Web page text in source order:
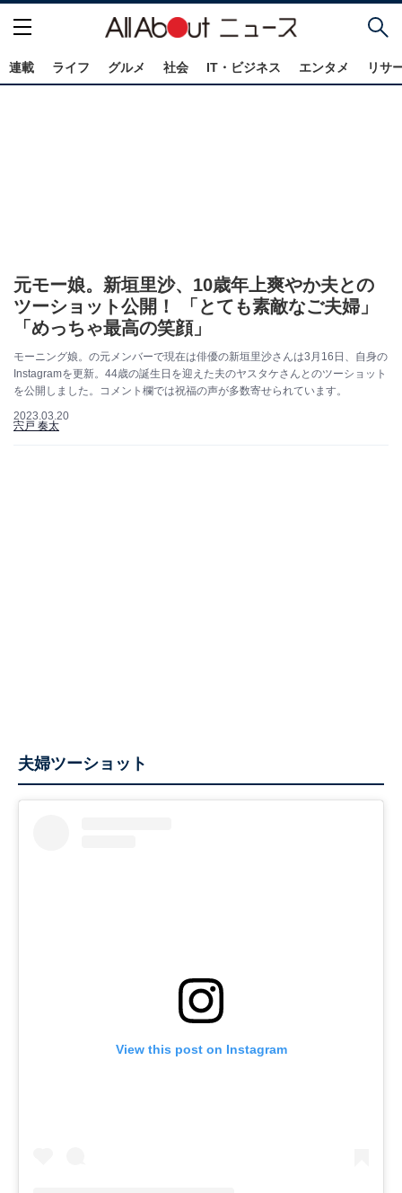
連載 ライフ グルメ 社会 IT・ビジネス エンタメ リサ
元モー娘。新垣里沙、10歳年上爽やか夫との
ツーショット公開！ 「とても素敵なご夫婦」
「めっちゃ最高の笑顔」
モーニング娘。の元メンバーで現在は俳優の新垣里沙さんは3月16日、自身の
Instagramを更新。44歳の誕生日を迎えた夫のヤスタケさんとのツーショット
を公開しました。コメント欄では祝福の声が多数寄せられています。
2023.03.20
宍戸 奏太
夫婦ツーショット
View this post on Instagram